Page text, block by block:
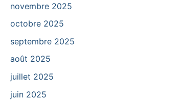
novembre 2025
octobre 2025
septembre 2025
août 2025
juillet 2025
juin 2025